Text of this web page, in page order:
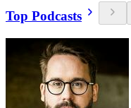
Top Podcasts